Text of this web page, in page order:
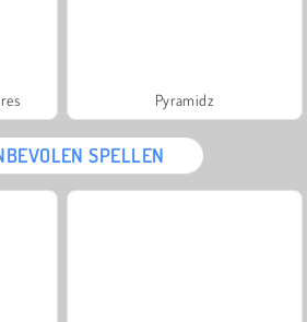
Pyramidz
SPELLEN